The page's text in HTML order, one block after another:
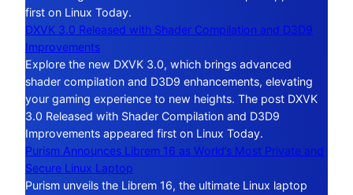
first on Linux Today.
DXVK 3.0 Released with Shader Compilation and D3D9
Improvements
Explore the new DXVK 3.0, which brings advanced
shader compilation and D3D9 enhancements, elevating
your gaming experience to new heights. The post DXVK
3.0 Released with Shader Compilation and D3D9
Improvements appeared first on Linux Today.
Purism Announces Librem 16 as World’s Most Private and
Secure Linux Laptop
Purism unveils the Librem 16, the ultimate Linux laptop